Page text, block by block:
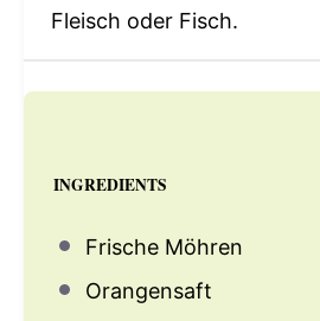
Fleisch oder Fisch.
INGREDIENTS
Frische Möhren
Orangensaft